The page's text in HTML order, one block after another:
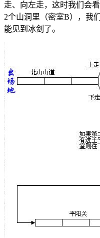
走、向左走，这时我们会
2个山洞里（密室B），我
能见到冰剑了。